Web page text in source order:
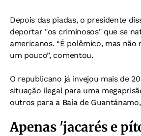
Depois das piadas, o presidente
deportar "os criminosos" que se
americanos. “É polêmico, mas
um pouco”, comentou.
O republicano já invejou mais de
situação ilegal para uma
outros para a Baía de
Apenas 'jacarés e